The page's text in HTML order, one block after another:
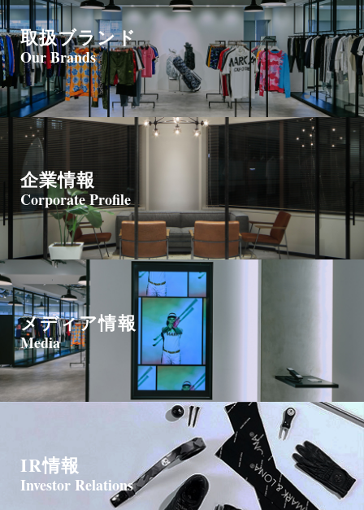
取扱ブランド
Our Brands
企業情報
Corporate Profile
メディア情報
Media
IR情報
Investor Relations